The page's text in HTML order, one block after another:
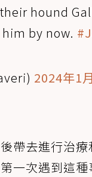
hound
by now.
2024年1
帶去進行治
一次遇到這